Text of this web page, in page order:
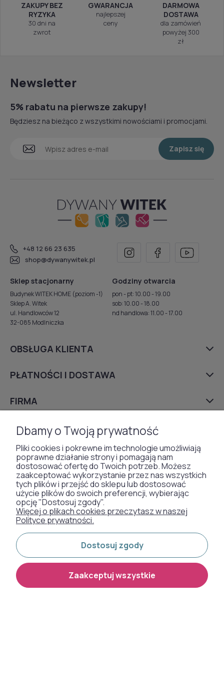
ZAKUPY BEZ
RYZYKA
30 dni na
zwrot
GWARANCJA
najlepszej
ceny
DARMOWA
DOSTAWA
dla zamówień
powyżej 300
zł
Newsletter
5% rabatu na pierwsze zakupy!
Będziesz na bieżąco z wszystkimi nowościami i promocjami.
Zapisz się
+48 12 66 23 635
shop@dywanywitek.pl
Sklep stacjonarny
Budynek WITEK HOME (poziom -1)
Sklep A. Witek
ul. Handlowców 12
32-085 Modlniczka
Godziny otwarcia
pon - pt: 10.00 - 19.00
sob: 10.00 - 18.00
nd handlowa: 11.00 - 17.00
OBSŁUGA KLIENTA
PŁATNOŚCI I DOSTAWA
FIRMA
DYWANY
TAPETY
SZTUCZNA TRAWA
WYKŁADZINY DYWANOWE
Otrzymaliśmy
odznakę od naszych
Dbamy o Twoją prywatność
Pliki cookies i pokrewne im technologie umożliwiają
poprawne działanie strony i pomagają nam
dostosować ofertę do Twoich potrzeb. Możesz
zaakceptować wykorzystanie przez nas wszystkich
tych plików i przejść do sklepu lub dostosować
użycie plików do swoich preferencji, wybierając
opcję "Dostosuj zgody".
Więcej o plikach cookies przeczytasz w naszej
Polityce prywatności.
Dostosuj zgody
Zaakceptuj wszystkie